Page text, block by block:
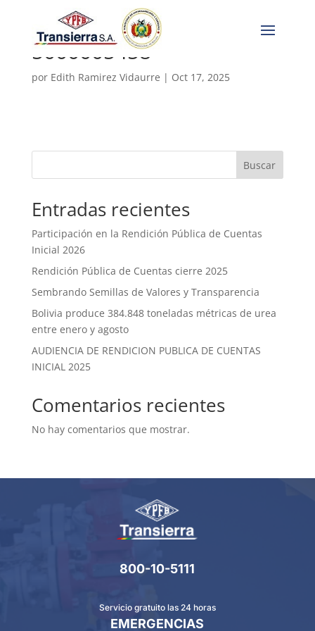
5000005458
por Edith Ramirez Vidaurre | Oct 17, 2025
Buscar
Entradas recientes
Participación en la Rendición Pública de Cuentas
Inicial 2026
Rendición Pública de Cuentas cierre 2025
Sembrando Semillas de Valores y Transparencia
Bolivia produce 384.848 toneladas métricas de urea
entre enero y agosto
AUDIENCIA DE RENDICION PUBLICA DE CUENTAS
INICIAL 2025
Comentarios recientes
No hay comentarios que mostrar.
800-10-5111
Servicio gratuito las 24 horas
EMERGENCIAS